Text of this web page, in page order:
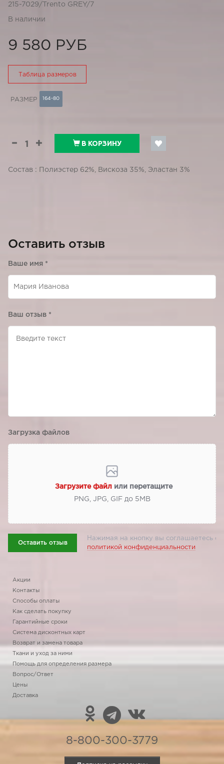
215-7029/Trento GREY/7
В наличии
9 580 РУБ
Таблица размеров
РАЗМЕР 164-80
В КОРЗИНУ
Состав : Полиэстер 62%, Вискоза 35%, Эластан 3%
Оставить отзыв
Ваше имя *
Ваш отзыв *
Загрузка файлов
Загрузите файл или перетащите
PNG, JPG, GIF до 5МВ
Оставить отзыв
Нажимая на кнопку вы соглашаетесь с
политикой конфиденциальности
Акции
Контакты
Способы оплаты
Как сделать покупку
Гарантийные сроки
Система дисконтных карт
Возврат и замена товара
Ткани и уход за ними
Помощь для определения размера
Вопрос/Ответ
Цены
Доставка
8-800-300-3779